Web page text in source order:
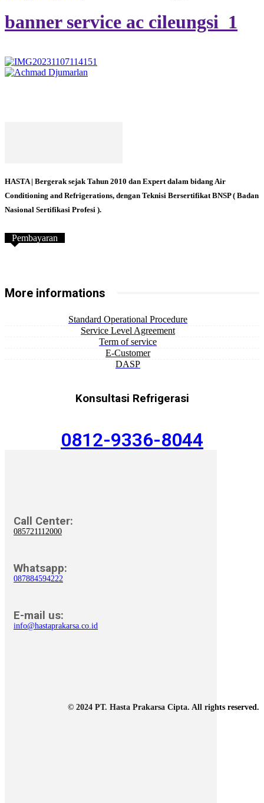
banner service ac cileungsi_1
HASTA | Bergerak sejak Tahun 2010 dan Expert dalam bidang Air
Conditioning and Refrigerations, dengan Teknisi Bersertifikat BNSP ( Badan
Nasional Sertifikasi Profesi ).
Pembayaran
More informations
Standard Operational Procedure
Service Level Agreement
Term of service
E-Customer
DASP
Konsultasi Refrigerasi
0812-9336-8044
Call Center:
085721112000
Whatsapp:
087884594222
E-mail us:
info@hastaprakarsa.co.id
© 2024 PT. Hasta Prakarsa Cipta. All rights reserved.